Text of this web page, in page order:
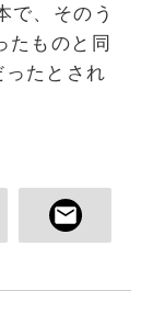
で、そのう
たものと同
たとされ